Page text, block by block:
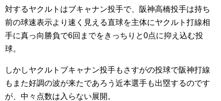
対するヤクルトはブキャナン投手で、阪神高橋投手は持ち
前の球速表示より速く見える直球を主体にヤクルト打線相
手に真っ向勝負で6回までをきっちりと0点に抑え込む投
球。
しかしヤクルトブキャナン投手もさすがの投球で阪神打線
もまた好調の波が来たであろう近本選手も出塁するのです
が、中々点数は入らない展開。